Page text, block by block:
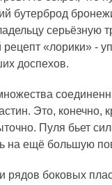
бутерброд
серьёзную
«лорики» -
доспехов.
Это, конечно,
Пуля бьет
на ещё большую
рядов боковых